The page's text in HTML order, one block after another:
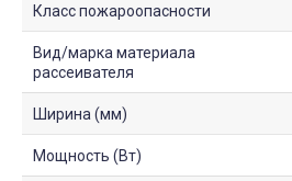
Класс пожароопасности
Вид/марка материала
рассеивателя
Ширина (мм)
Мощность (Вт)